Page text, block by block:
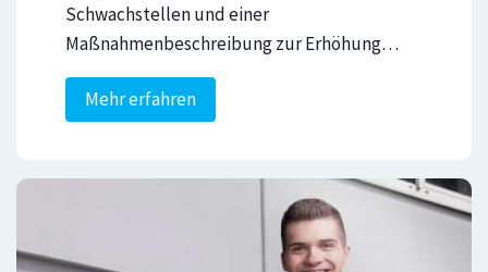
Schwachstellen und einer
Maßnahmenbeschreibung zur Erhöhung…
Mehr erfahrenS
y
t